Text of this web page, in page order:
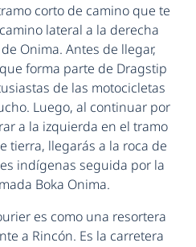
corto de camino que te
lateral a la derecha
Onima. Antes de llegar,
forma parte de Dragstip
de las motocicletas
Luego, al continuar por
a la izquierda en el tramo
tierra, llegarás a la roca de
indígenas seguida por la
Boka Onima.
es como una resortera
a Rincón. Es la carretera